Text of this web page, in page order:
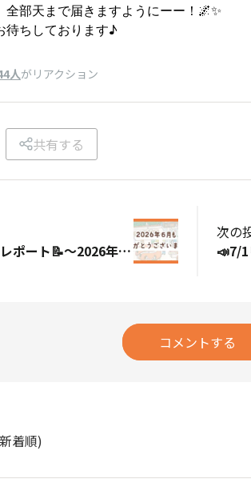
部天まで届きますようにーー！🌌✨
待ちしております♪
人がリアクション
共有する
今月の振り返りレポート📝～2026年6月～
次の
コメントする
着順)